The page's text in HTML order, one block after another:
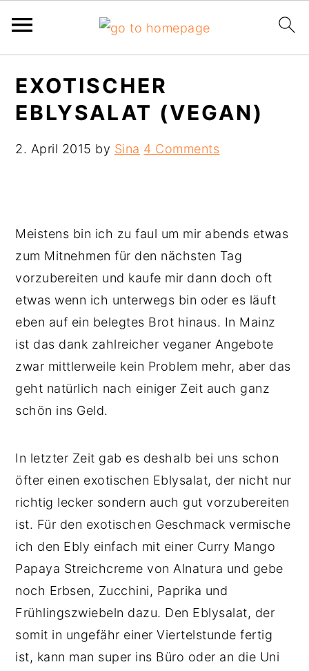
primary
main
primary
EXOTISCHER
EBLYSALAT (VEGAN)
2. April 2015 by Sina 4 Comments
Meistens bin ich zu faul um mir abends etwas
zum Mitnehmen für den nächsten Tag
vorzubereiten und kaufe mir dann doch oft
etwas wenn ich unterwegs bin oder es läuft
eben auf ein belegtes Brot hinaus. In Mainz
ist das dank zahlreicher veganer Angebote
zwar mittlerweile kein Problem mehr, aber das
geht natürlich nach einiger Zeit auch ganz
schön ins Geld.
In letzter Zeit gab es deshalb bei uns schon
öfter einen exotischen Eblysalat, der nicht nur
richtig lecker sondern auch gut vorzubereiten
ist. Für den exotischen Geschmack vermische
ich den Ebly einfach mit einer Curry Mango
Papaya Streichcreme von Alnatura und gebe
noch Erbsen, Zucchini, Paprika und
Frühlingszwiebeln dazu. Den Eblysalat, der
somit in ungefähr einer Viertelstunde fertig
ist, kann man super ins Büro oder an die Uni